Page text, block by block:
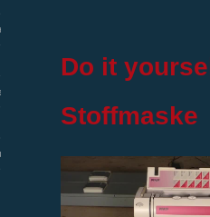
Do it
Stoffmaske